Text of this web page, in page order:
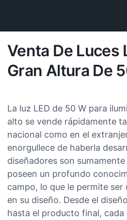
Venta De Luces
Gran Altura De
La luz LED de 50 W para
alto se vende rápidamente
nacional como en el
enorgullece de haberla
diseñadores son
poseen un profundo
campo, lo que le permite
en su diseño. Desde el
hasta el producto final,